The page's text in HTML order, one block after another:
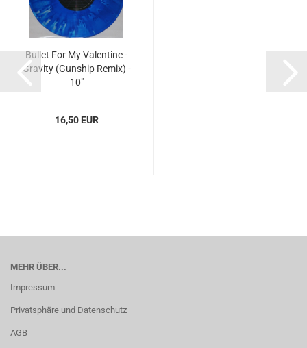
Bullet For My Valentine -
Gravity (Gunship Remix) -
10"
16,50 EUR
MEHR ÜBER...
Impressum
Privatsphäre und Datenschutz
AGB